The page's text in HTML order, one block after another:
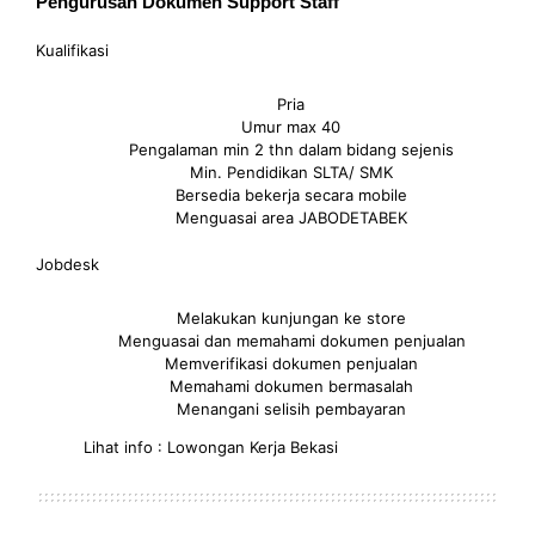
Kualifikasi
Pria
Umur max 40
Pengalaman min 2 thn dalam bidang sejenis
Min. Pendidikan SLTA/ SMK
Bersedia bekerja secara mobile
Menguasai area JABODETABEK
Jobdesk
Melakukan kunjungan ke store
Menguasai dan memahami dokumen penjualan
Memverifikasi dokumen penjualan
Memahami dokumen bermasalah
Menangani selisih pembayaran
Lihat info : Lowongan Kerja Bekasi